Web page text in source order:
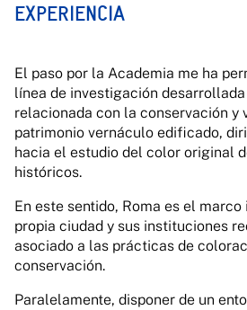
EXPERIENCIA
El paso por la Academia me ha
línea de investigación
relacionada con la conservación y
patrimonio vernáculo edificado,
hacia el estudio del color original
históricos.
En este sentido, Roma es el marco
propia ciudad y sus instituciones
asociado a las prácticas de
conservación.
Paralelamente, disponer de un